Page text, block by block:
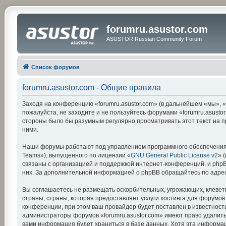
forumru.asustor.com
ASUSTOR Russian Community Forum
Список форумов
forumru.asustor.com - Общие правила
Заходя на конференцию «forumru.asustor.com» (в дальнейшем «мы»,
пожалуйста, не заходите и не пользуйтесь форумами
стороны было бы разумным регулярно просматривать этот текст на
ними.
Наши форумы работают под управлением программного
Teams»), выпущенного по лицензии «GNU General Public License v2»
связаны с организацией и поддержкой интернет-конференций, и
них. За дополнительной информацией о phpBB обращайтесь по
Вы соглашаетесь не размещать оскорбительных, угрожающих,
страны, страны, которая предоставляет услуги хостинга для
конференции, при этом ваш провайдер будет поставлен в
администраторы форумов «forumru.asustor.com» имеют право
вами информация будет храниться в базе данных. Хотя эта